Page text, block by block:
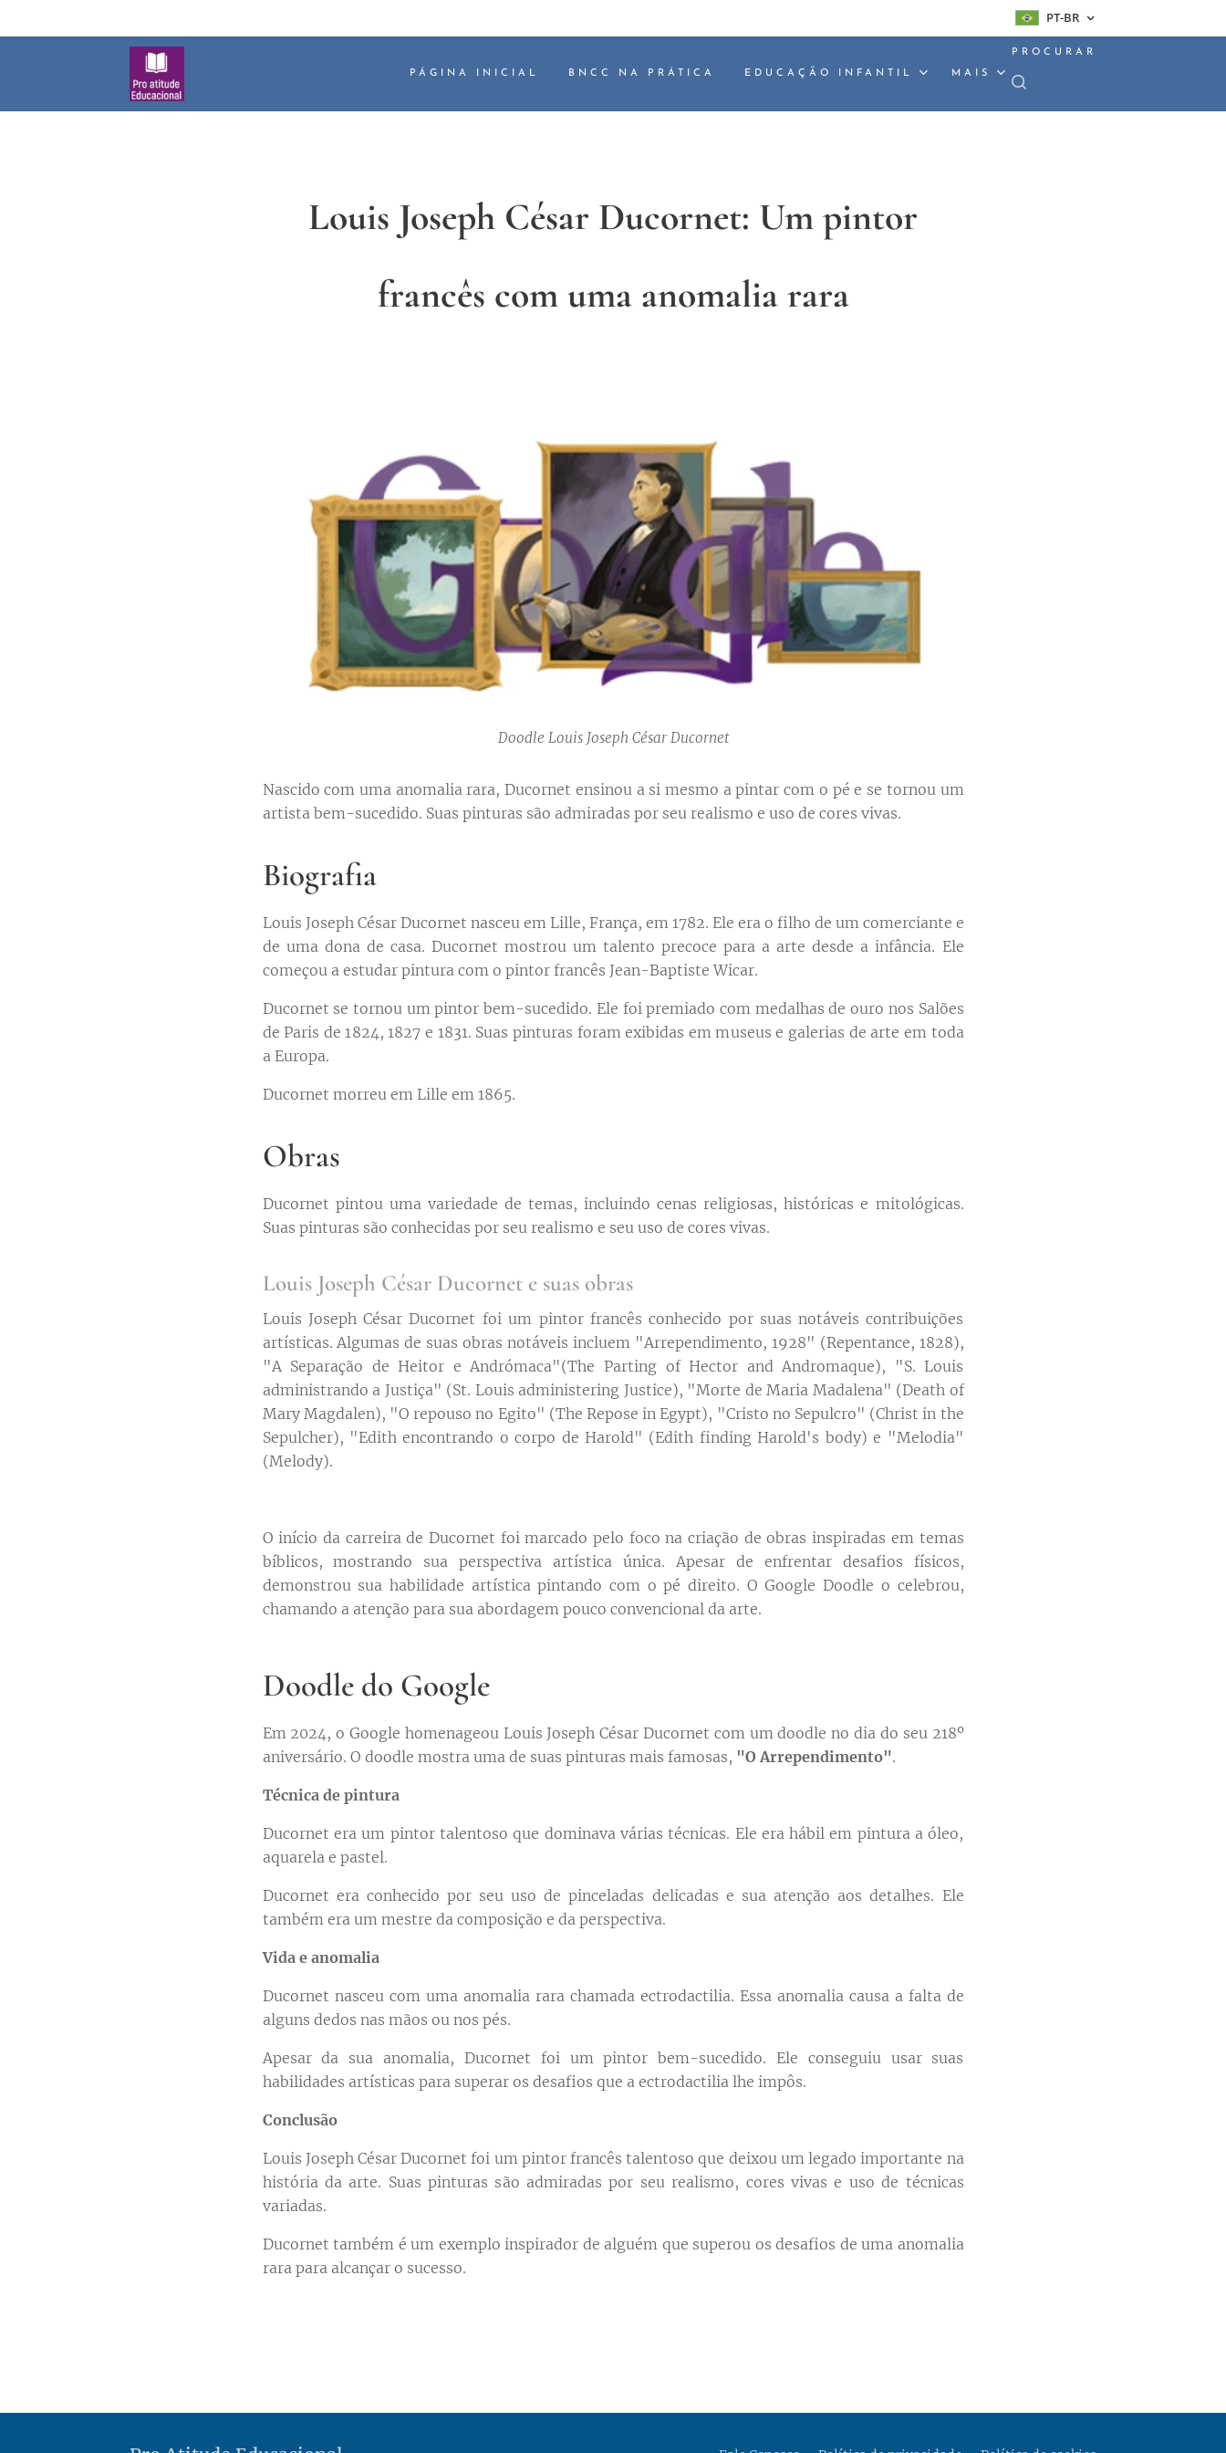
PT-BR
PÁGINA INICIAL BNCC NA PRÁTICA EDUCAÇÃO INFANTIL MAIS
PROCURAR
Louis Joseph César Ducornet: Um pintor
francês com uma anomalia rara
Doodle Louis Joseph César Ducornet
Nascido com uma anomalia rara, Ducornet ensinou a si mesmo a pintar com o pé e se tornou um
artista bem-sucedido. Suas pinturas são admiradas por seu realismo e uso de cores vivas.
Biografia
Louis Joseph César Ducornet nasceu em Lille, França, em 1782. Ele era o filho de um comerciante e
de uma dona de casa. Ducornet mostrou um talento precoce para a arte desde a infância. Ele
começou a estudar pintura com o pintor francês Jean-Baptiste Wicar.
Ducornet se tornou um pintor bem-sucedido. Ele foi premiado com medalhas de ouro nos Salões
de Paris de 1824, 1827 e 1831. Suas pinturas foram exibidas em museus e galerias de arte em toda
a Europa.
Ducornet morreu em Lille em 1865.
Obras
Ducornet pintou uma variedade de temas, incluindo cenas religiosas, históricas e mitológicas.
Suas pinturas são conhecidas por seu realismo e seu uso de cores vivas.
Louis Joseph César Ducornet e suas obras
Louis Joseph César Ducornet foi um pintor francês conhecido por suas notáveis contribuições
artísticas. Algumas de suas obras notáveis ​​incluem "Arrependimento, 1928" (Repentance, 1828),
"A Separação de Heitor e Andrómaca"(The Parting of Hector and Andromaque), "S. Louis
administrando a Justiça" (St. Louis administering Justice), "Morte de Maria Madalena" (Death of
Mary Magdalen), "O repouso no Egito" (The Repose in Egypt), "Cristo no Sepulcro" (Christ in the
Sepulcher), "Edith encontrando o corpo de Harold" (Edith finding Harold's body) e "Melodia"
(Melody).
O início da carreira de Ducornet foi marcado pelo foco na criação de obras inspiradas em temas
bíblicos, mostrando sua perspectiva artística única. Apesar de enfrentar desafios físicos,
demonstrou sua habilidade artística pintando com o pé direito. O Google Doodle o celebrou,
chamando a atenção para sua abordagem pouco convencional da arte.
Doodle do Google
Em 2024, o Google homenageou Louis Joseph César Ducornet com um doodle no dia do seu 218º
aniversário. O doodle mostra uma de suas pinturas mais famosas, "O Arrependimento".
Técnica de pintura
Ducornet era um pintor talentoso que dominava várias técnicas. Ele era hábil em pintura a óleo,
aquarela e pastel.
Ducornet era conhecido por seu uso de pinceladas delicadas e sua atenção aos detalhes. Ele
também era um mestre da composição e da perspectiva.
Vida e anomalia
Ducornet nasceu com uma anomalia rara chamada ectrodactilia. Essa anomalia causa a falta de
alguns dedos nas mãos ou nos pés.
Apesar da sua anomalia, Ducornet foi um pintor bem-sucedido. Ele conseguiu usar suas
habilidades artísticas para superar os desafios que a ectrodactilia lhe impôs.
Conclusão
Louis Joseph César Ducornet foi um pintor francês talentoso que deixou um legado importante na
história da arte. Suas pinturas são admiradas por seu realismo, cores vivas e uso de técnicas
variadas.
Ducornet também é um exemplo inspirador de alguém que superou os desafios de uma anomalia
rara para alcançar o sucesso.